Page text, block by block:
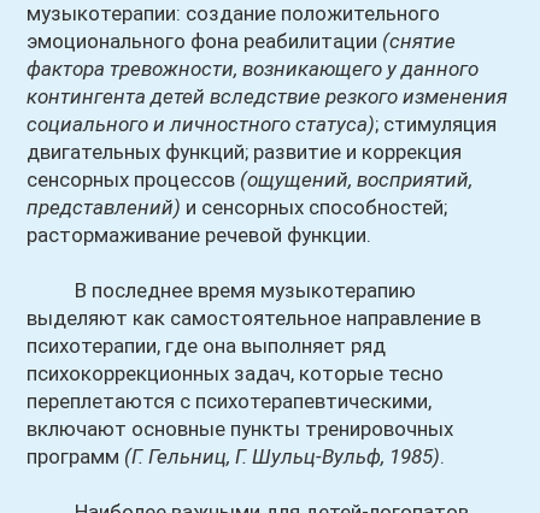
музыкотерапии: создание положительного
эмоционального фона реабилитации (снятие
фактора тревожности, возникающего у данного
контингента детей вследствие резкого изменения
социального и личностного статуса); стимуляция
двигательных функций; развитие и коррекция
сенсорных процессов (ощущений, восприятий,
представлений) и сенсорных способностей;
растормаживание речевой функции.
В последнее время музыкотерапию
выделяют как самостоятельное направление в
психотерапии, где она выполняет ряд
психокоррекционных задач, которые тесно
переплетаются с психотерапевтическими,
включают основные пункты тренировочных
программ (Г. Гельниц, Г. Шульц-Вульф, 1985).